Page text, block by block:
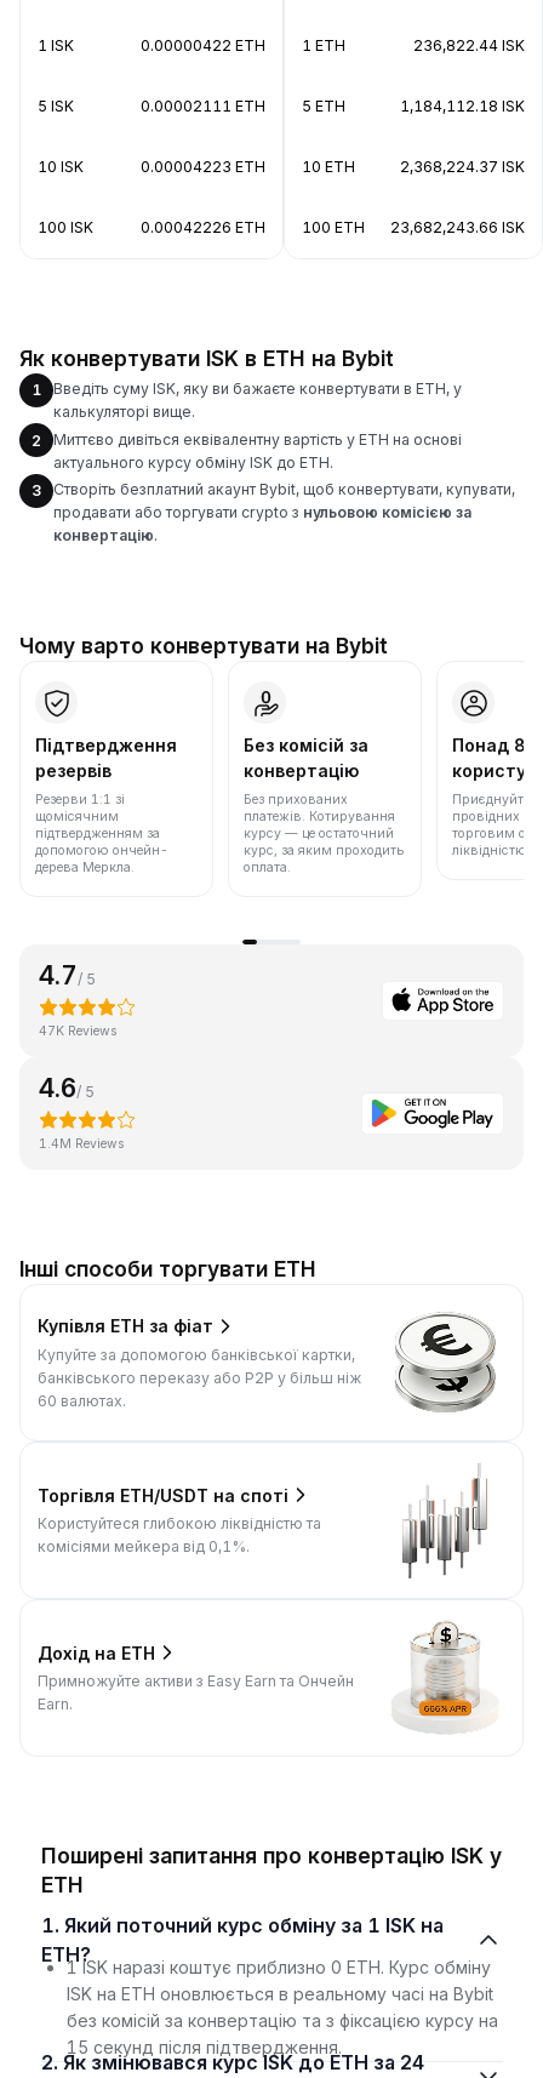
1 ISK 0.00000422 ETH
5 ISK 0.00002111 ETH
10 ISK 0.00004223 ETH
100 ISK 0.00042226 ETH
1 ETH 236,822.44 ISK
5 ETH 1,184,112.18 ISK
10 ETH 2,368,224.37 ISK
100 ETH 23,682,243.66 ISK
Як конвертувати ISK в ETH на Bybit
1
Введіть суму ISK, яку ви бажаєте конвертувати в ETH, у
калькуляторі вище.
2
Миттєво дивіться еквівалентну вартість у ETH на основі
актуального курсу обміну ISK до ETH.
3
Створіть безплатний акаунт Bybit, щоб конвертувати, купувати,
продавати або торгувати crypto з нульовою комісією за
конвертацію.
Чому варто конвертувати на Bybit
Підтвердження
резервів
Резерви 1:1 зі
щомісячним
підтвердженням за
допомогою ончейн-
дерева Меркла.
Без комісій за
конвертацію
Без прихованих
платежів. Котирування
курсу — це остаточний
курс, за яким проходить
оплата.
Понад 86
Приєднуйтеся
провідних
торговим
ліквідністю.
4.7/ 5
47K Reviews
4.6/ 5
1.4M Reviews
Інші способи торгувати ETH
Купівля ETH за фіат
Купуйте за допомогою банківської картки,
банківського переказу або P2P у більш ніж
60 валютах.
Торгівля ETH/USDT на споті
Користуйтеся глибокою ліквідністю та
комісіями мейкера від 0,1%.
Дохід на ETH
Примножуйте активи з Easy Earn та Ончейн
Earn.
Поширені запитання про конвертацію ISK у
ETH
1. Який поточний курс обміну за 1 ISK на
ETH?
1 ISK наразі коштує приблизно 0 ETH. Курс обміну
ISK на ETH оновлюється в реальному часі на Bybit
без комісій за конвертацію та з фіксацією курсу на
15 секунд після підтвердження.
2. Як змінювався курс ISK до ETH за 24